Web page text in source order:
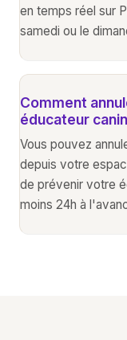
en temps réel sur
samedi ou le
Comment
éducateur
Vous pouvez
depuis votre
de prévenir votre
moins 24h à